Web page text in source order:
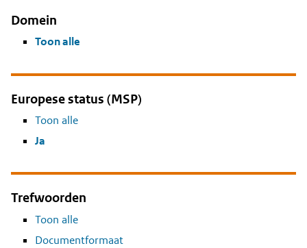
Domein
Toon alle
Europese status (MSP)
Toon alle
Ja
Trefwoorden
Toon alle
Documentformaat